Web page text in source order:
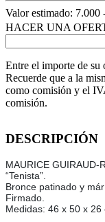
Valor estimado: 7.000
HACER UNA
Entre el importe de su
Recuerde que a la
como comisión y el
comisión.
DESCRIPCIÓN
MAURICE GUIRAUD-
“Tenista”.
Bronce patinado y
Firmado.
Medidas: 46 x 50 x 26